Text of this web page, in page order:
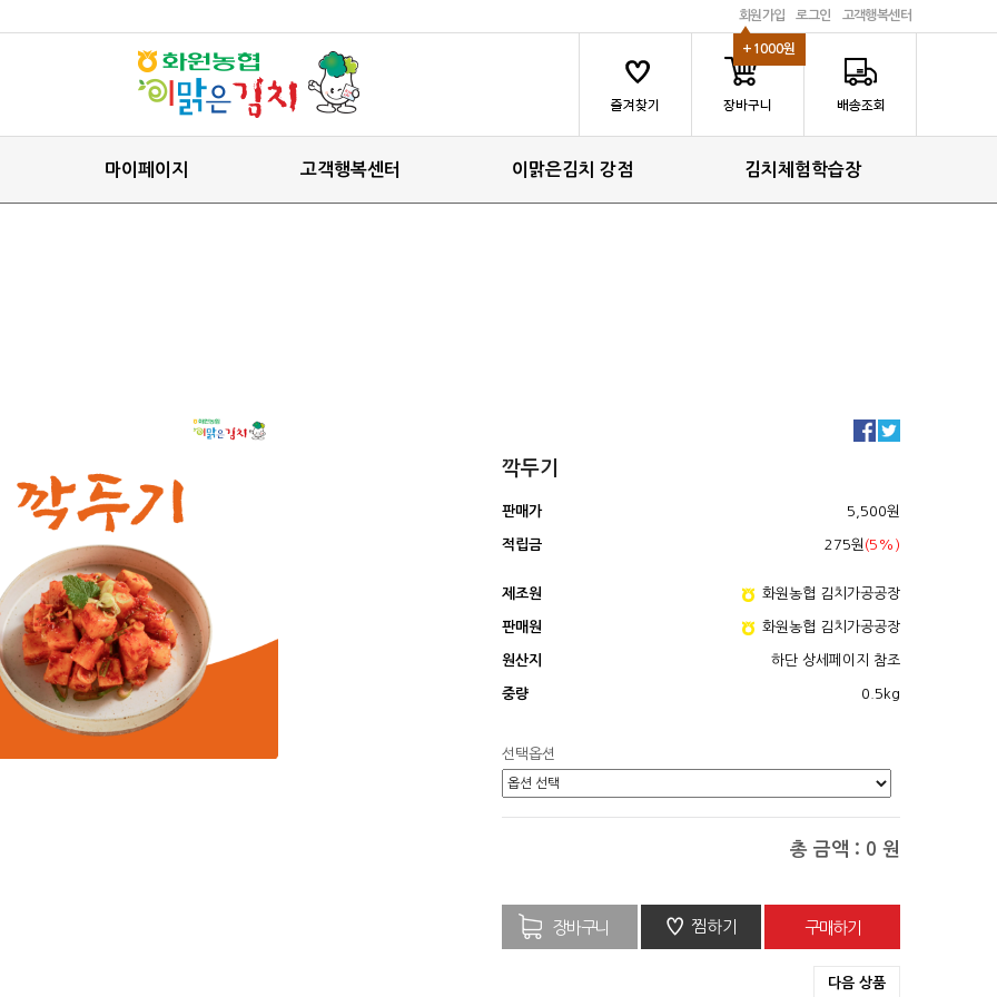
고객행복센터
로그인
회원가입
+1000원
마이페이지 고객행복센터 이맑은김치 강점 김치체험학습장
깍두기
판매가 5,500원
적립금 275원 (5%)
제조원 화원농협 김치가공공장
판매원 화원농협 김치가공공장
원산지 하단 상세페이지 참조
중량 0.5kg
선택옵션
총 금액 : 0 원
♡ 찜하기
다음 상품